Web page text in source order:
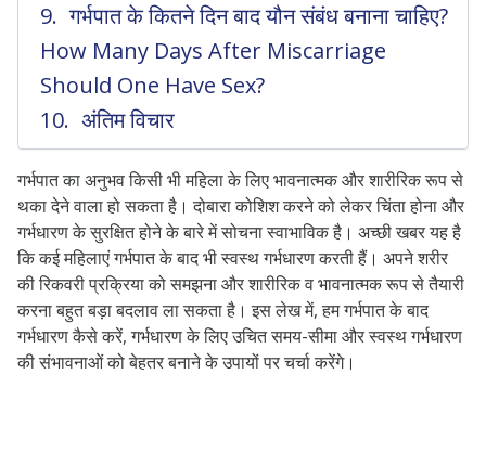
गर्भपात के कितने दिन बाद यौन संबंध बनाना चाहिए?
How Many Days After Miscarriage
Should One Have Sex?
अंतिम विचार
गर्भपात का अनुभव किसी भी महिला के लिए भावनात्मक और शारीरिक रूप से
थका देने वाला हो सकता है। दोबारा कोशिश करने को लेकर चिंता होना और
गर्भधारण के सुरक्षित होने के बारे में सोचना स्वाभाविक है। अच्छी खबर यह है
कि कई महिलाएं गर्भपात के बाद भी स्वस्थ गर्भधारण करती हैं। अपने शरीर
की रिकवरी प्रक्रिया को समझना और शारीरिक व भावनात्मक रूप से तैयारी
करना बहुत बड़ा बदलाव ला सकता है। इस लेख में, हम गर्भपात के बाद
गर्भधारण कैसे करें, गर्भधारण के लिए उचित समय-सीमा और स्वस्थ गर्भधारण
की संभावनाओं को बेहतर बनाने के उपायों पर चर्चा करेंगे।